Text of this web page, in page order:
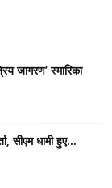
जागरण’ स्मारिका
सीएम धामी हुए...